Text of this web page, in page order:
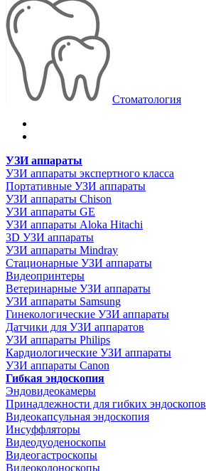
Стоматология
УЗИ аппараты
УЗИ аппараты экспертного класса
Портативные УЗИ аппараты
УЗИ аппараты Chison
УЗИ аппараты GE
УЗИ аппараты Aloka Hitachi
3D УЗИ аппараты
УЗИ аппараты Mindray
Стационарные УЗИ аппараты
Видеопринтеры
Ветеринарные УЗИ аппараты
УЗИ аппараты Samsung
Гинекологические УЗИ аппараты
Датчики для УЗИ аппаратов
УЗИ аппараты Philips
Кардиологические УЗИ аппараты
УЗИ аппараты Canon
Гибкая эндоскопия
Эндовидеокамеры
Принадлежности для гибких эндоскопов
Видеокапсульная эндоскопия
Инсуффляторы
Видеодуоденоскопы
Видеогастроскопы
Видеоколоноскопы